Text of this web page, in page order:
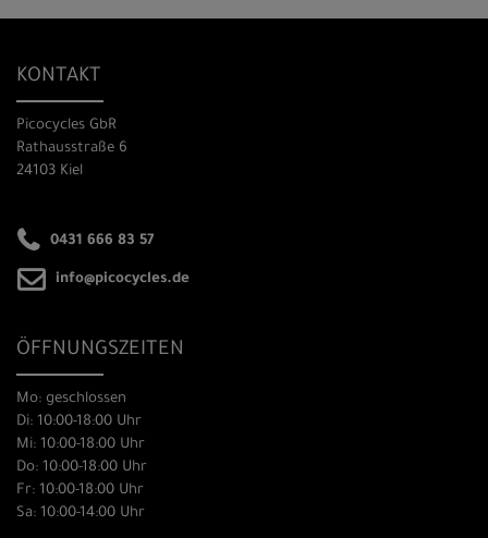
KONTAKT
Picocycles GbR
Rathausstraße 6
24103 Kiel
0431 666 83 57
info@picocycles.de
ÖFFNUNGSZEITEN
Mo: geschlossen
Di: 10:00-18:00 Uhr
Mi: 10:00-18:00 Uhr
Do: 10:00-18:00 Uhr
Fr: 10:00-18:00 Uhr
Sa: 10:00-14:00 Uhr